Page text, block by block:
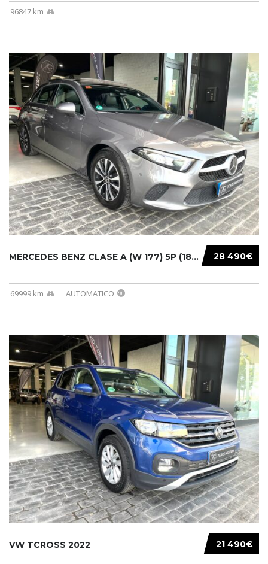
96847 km
28 490€
MERCEDES BENZ CLASE A (W 177) 5P (18-) 2020....
69999 km AUTOMATICO
21 490€
VW TCROSS 2022